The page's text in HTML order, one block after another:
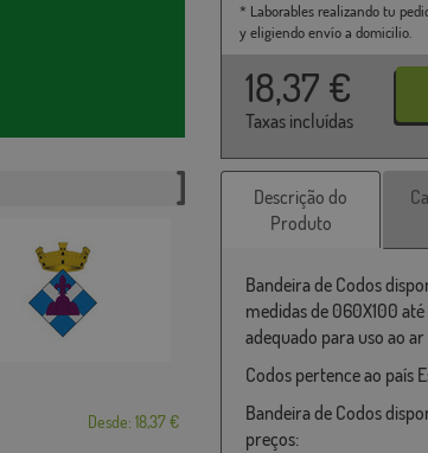
* Laborables realizando tu
y eligiendo envío a domicilio.
18,37 €
Taxas incluídas
Desde: 18,37 €
Descrição do
Produto
Bandeira de Codos
medidas de 060X100
adequado para uso ao
Codos pertence ao país
Bandeira de Codos
preços: